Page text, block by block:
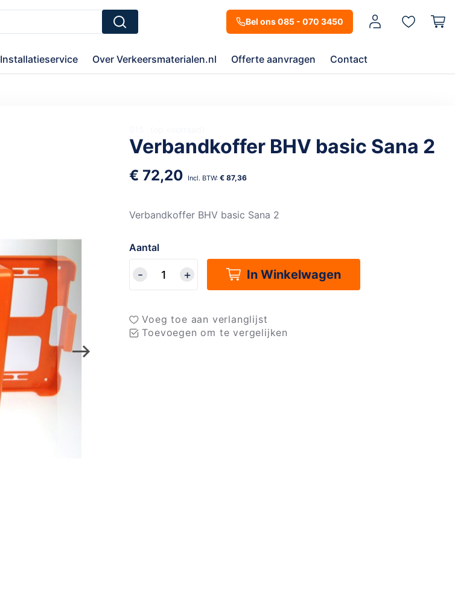
Bel ons 085 - 070 3450 Mijn account
Zoek
Installatieservice Over Verkeersmaterialen.nl Offerte aanvragen Contact
Verbandkoffer BHV basic Sana 2
€ 72,20 € 87,36
Verbandkoffer BHV basic Sana 2
Aantal
In Winkelwagen
Voeg toe aan verlanglijst
Toevoegen om te vergelijken